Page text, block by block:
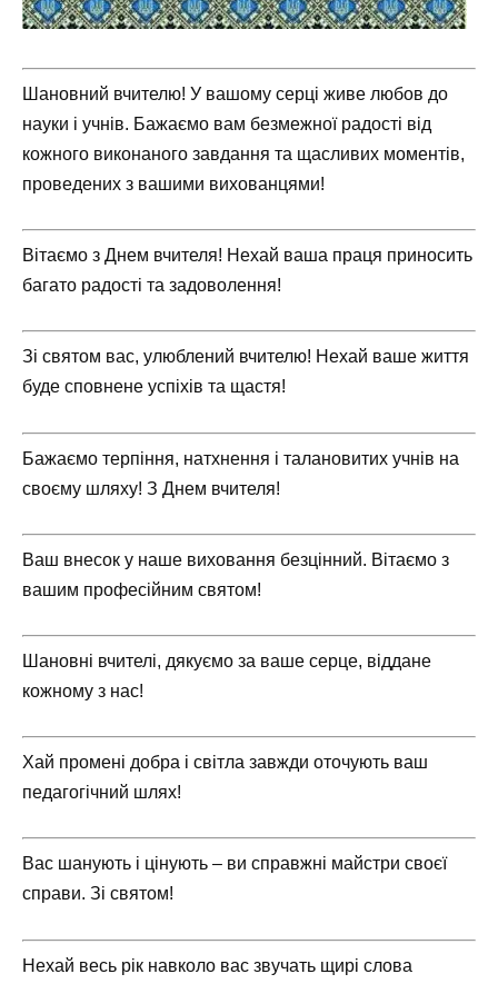
Шановний вчителю! У вашому серці живе любов до
науки і учнів. Бажаємо вам безмежної радості від
кожного виконаного завдання та щасливих моментів,
проведених з вашими вихованцями!
Вітаємо з Днем вчителя! Нехай ваша праця приносить
багато радості та задоволення!
Зі святом вас, улюблений вчителю! Нехай ваше життя
буде сповнене успіхів та щастя!
Бажаємо терпіння, натхнення і талановитих учнів на
своєму шляху! З Днем вчителя!
Ваш внесок у наше виховання безцінний. Вітаємо з
вашим професійним святом!
Шановні вчителі, дякуємо за ваше серце, віддане
кожному з нас!
Хай промені добра і світла завжди оточують ваш
педагогічний шлях!
Вас шанують і цінують – ви справжні майстри своєї
справи. Зі святом!
Нехай весь рік навколо вас звучать щирі слова